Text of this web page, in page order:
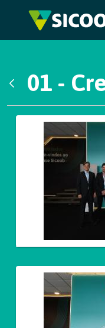
Pular para o Conteúdo
01 -
Galeria de Mídias